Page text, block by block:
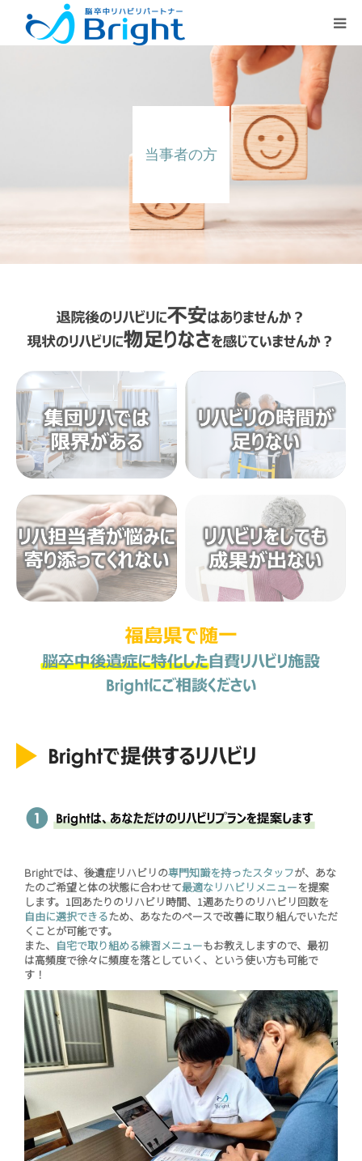
当事者の方
Brightでは、後遺症リハビリの専門知識を持ったスタッフが、あな
たのご希望と体の状態に合わせて最適なリハビリメニューを提案
します。1回あたりのリハビリ時間、1週あたりのリハビリ回数を
自由に選択できるため、あなたのペースで改善に取り組んでいただ
くことが可能です。
また、 自宅で取り組める練習メニューもお教えしますので、最初
は高頻度で徐々に頻度を落としていく、という使い方も可能で
す！